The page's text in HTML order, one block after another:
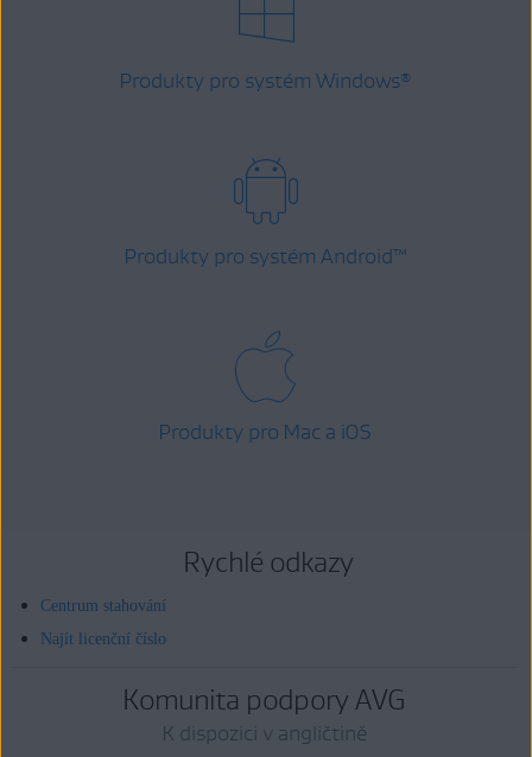
Produkty pro systém Windows®
Produkty pro systém Android™
Produkty pro Mac a iOS
Rychlé odkazy
Centrum stahování
Najít licenční číslo
Komunita podpory AVG
K dispozici v angličtině